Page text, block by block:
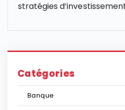
stratégies
Catégories
Banque